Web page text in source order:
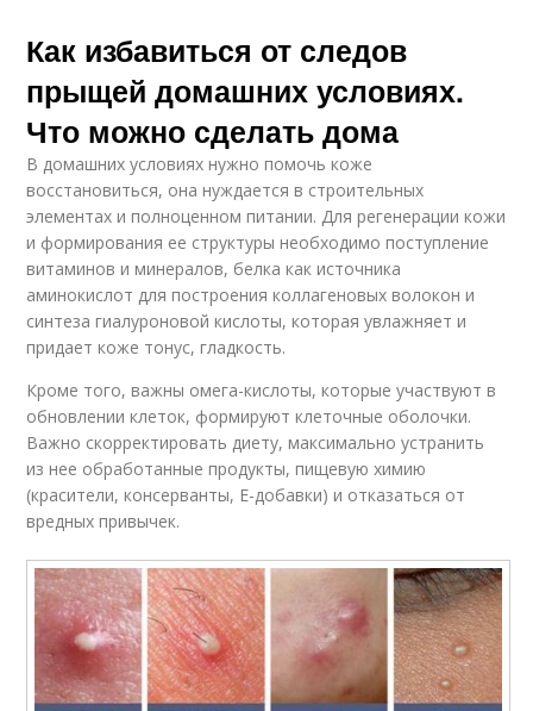
Как избавиться от следов
прыщей домашних условиях.
Что можно сделать дома
В домашних условиях нужно помочь коже
восстановиться, она нуждается в строительных
элементах и полноценном питании. Для регенерации кожи
и формирования ее структуры необходимо поступление
витаминов и минералов, белка как источника
аминокислот для построения коллагеновых волокон и
синтеза гиалуроновой кислоты, которая увлажняет и
придает коже тонус, гладкость.
Кроме того, важны омега-кислоты, которые участвуют в
обновлении клеток, формируют клеточные оболочки.
Важно скорректировать диету, максимально устранить
из нее обработанные продукты, пищевую химию
(красители, консерванты, Е-добавки) и отказаться от
вредных привычек.